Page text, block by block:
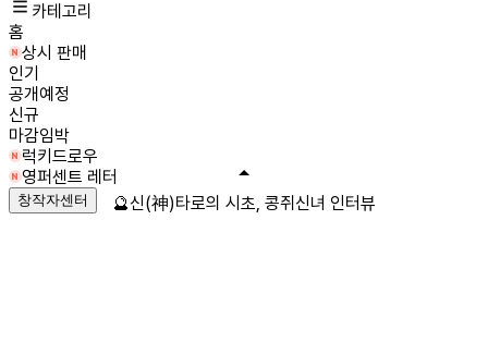
카테고리
홈
상시 판매
인기
공개예정
신규
마감임박
럭키드로우
영퍼센트 레터
창작자센터 🔮신(神)타로의 시초, 콩쥐신녀 인터뷰